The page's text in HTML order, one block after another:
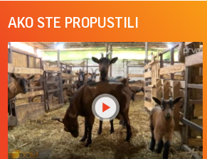
AKO STE PROPUSTILI